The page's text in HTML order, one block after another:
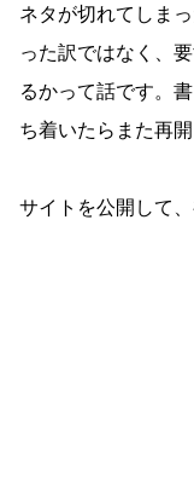
ネタが切れてしま
った訳ではなく、
るかって話です。
ち着いたらまた再開
サイトを公開して